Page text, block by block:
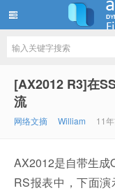
[AX2012 R3]在
流
网络文摘 William 11
AX2012是自带生成
RS报表中，下面演